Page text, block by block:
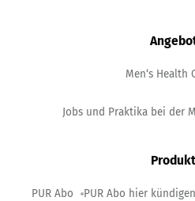
Men‘s Health
Jobs und Praktika bei der
PUR Abo PUR Abo hier kündigen